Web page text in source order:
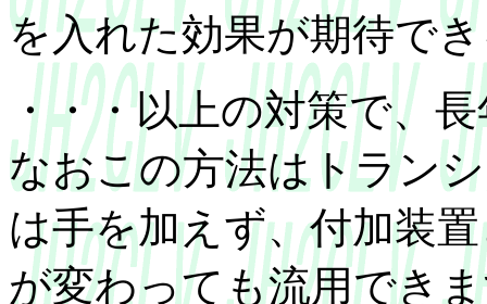
を入れた効果が期待で
・・・以上の対策で、
なおこの方法はトラン
は手を加えず、付加装
が変わっても流用でき